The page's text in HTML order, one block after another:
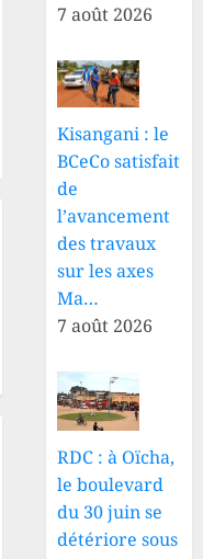
7 août 2026
Kisangani : le
BCeCo satisfait
de
l’avancement
des travaux
sur les axes
Ma…
7 août 2026
RDC : à Oïcha,
le boulevard
du 30 juin se
détériore sous